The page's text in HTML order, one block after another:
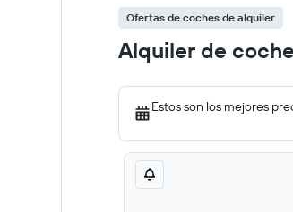
Ofertas de coches de alquiler
Alquiler de
Estos son los mejores